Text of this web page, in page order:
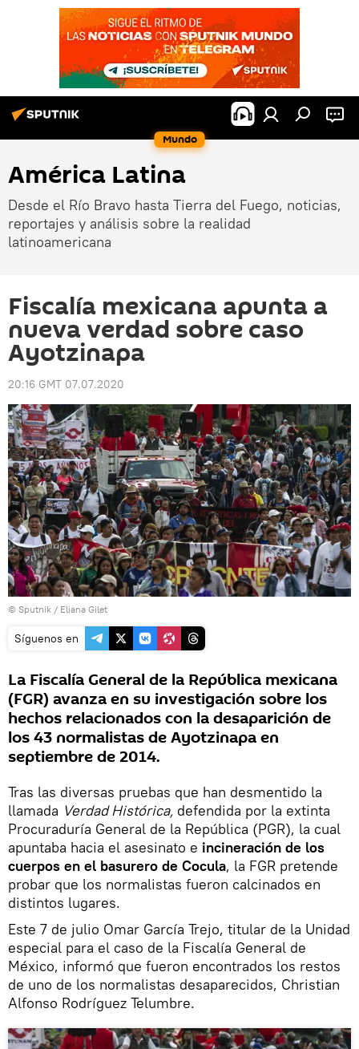
Mundo
América Latina
Desde el Río Bravo hasta Tierra del Fuego, noticias,
reportajes y análisis sobre la realidad
latinoamericana
Fiscalía mexicana apunta a
nueva verdad sobre caso
Ayotzinapa
20:16 GMT 07.07.2020
© Sputnik / Eliana Gilet
Síguenos en
La Fiscalía General de la República mexicana
(FGR) avanza en su investigación sobre los
hechos relacionados con la desaparición de
los 43 normalistas de Ayotzinapa en
septiembre de 2014.
Tras las diversas pruebas que han desmentido la
llamada Verdad Histórica, defendida por la extinta
Procuraduría General de la República (PGR), la cual
apuntaba hacia el asesinato e incineración de los
cuerpos en el basurero de Cocula, la FGR pretende
probar que los normalistas fueron calcinados en
distintos lugares.
Este 7 de julio Omar García Trejo, titular de la Unidad
especial para el caso de la Fiscalía General de
México, informó que fueron encontrados los restos
de uno de los normalistas desaparecidos, Christian
Alfonso Rodríguez Telumbre.